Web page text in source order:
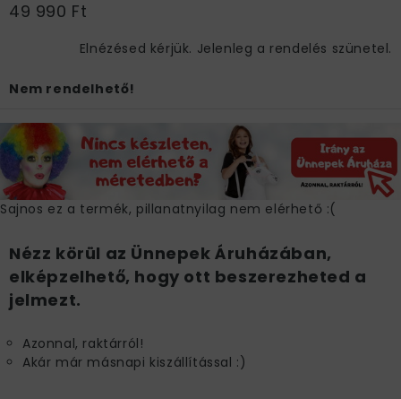
49 990 Ft
Elnézésed kérjük. Jelenleg a rendelés szünetel.
Nem rendelhető!
Sajnos ez a termék, pillanatnyilag nem elérhető :(
Nézz körül az Ünnepek Áruházában,
elképzelhető, hogy ott beszerezheted a
jelmezt.
Azonnal, raktárról!
Akár már másnapi kiszállítással :)